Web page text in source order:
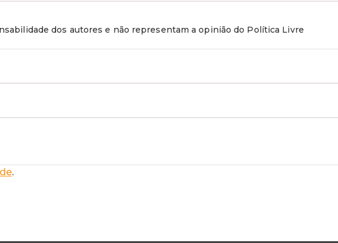
dos autores e não representam a opinião do Política Livre
.